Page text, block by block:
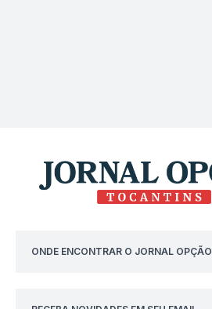
ONDE ENCONTRAR O JORNAL OPÇÃO